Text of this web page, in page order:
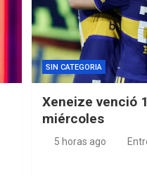
SIN CATEGORIA
Xeneize venció
miércoles
5 horas ago